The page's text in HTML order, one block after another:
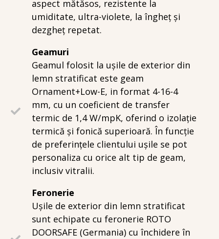
aspect mătăsos, rezistente la
umiditate, ultra-violete, la îngheț și
dezgheț repetat.
Geamuri
Geamul folosit la ușile de exterior din
lemn stratificat este geam
Ornament+Low-E, in format 4-16-4
mm, cu un coeficient de transfer
termic de 1,4 W/mpK, oferind o izolație
termică și fonică superioară. În funcție
de preferințele clientului ușile se pot
personaliza cu orice alt tip de geam,
inclusiv vitralii.
Feronerie
Ușile de exterior din lemn stratificat
sunt echipate cu feronerie ROTO
DOORSAFE (Germania) cu închidere în